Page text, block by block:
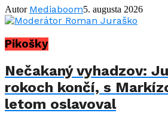
Autor Mediaboom5. augusta 2026
Pikošky
Nečakaný vyhadzov:
rokoch končí, s
letom oslavoval